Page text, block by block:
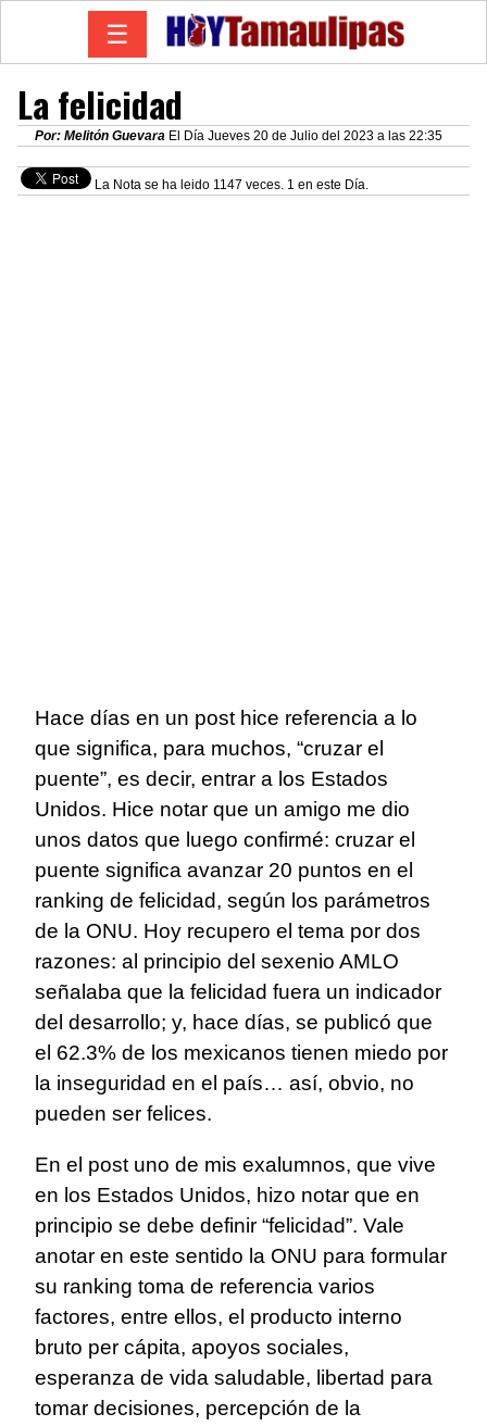
☰
La felicidad
Por: Melitón Guevara El Día Jueves 20 de Julio del 2023 a las 22:35
La Nota se ha leido 1147 veces. 1 en este Día.
Hace días en un post hice referencia a lo
que significa, para muchos, “cruzar el
puente”, es decir, entrar a los Estados
Unidos. Hice notar que un amigo me dio
unos datos que luego confirmé: cruzar el
puente significa avanzar 20 puntos en el
ranking de felicidad, según los parámetros
de la ONU. Hoy recupero el tema por dos
razones: al principio del sexenio AMLO
señalaba que la felicidad fuera un indicador
del desarrollo; y, hace días, se publicó que
el 62.3% de los mexicanos tienen miedo por
la inseguridad en el país… así, obvio, no
pueden ser felices.
En el post uno de mis exalumnos, que vive
en los Estados Unidos, hizo notar que en
principio se debe definir “felicidad”. Vale
anotar en este sentido la ONU para formular
su ranking toma de referencia varios
factores, entre ellos, el producto interno
bruto per cápita, apoyos sociales,
esperanza de vida saludable, libertad para
tomar decisiones, percepción de la